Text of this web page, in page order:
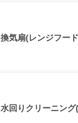
換気扇(レンジフー
水回りクリーニン